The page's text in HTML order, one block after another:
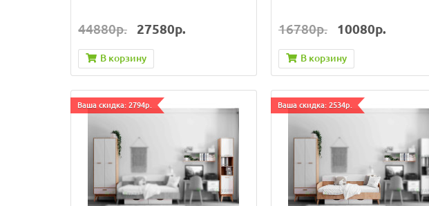
44880р. 27580р.
В корзину
16780р. 10080р.
В корзину
Ваша скидка: 2794р. Ваша скидка: 2534р.